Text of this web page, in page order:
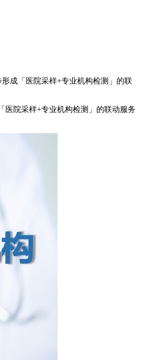
成「医院采样+专业机构检测」的联
医院采样+专业机构检测」的联动服务